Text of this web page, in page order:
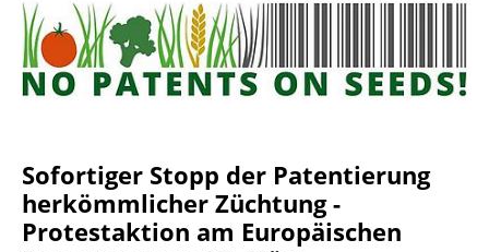
Sofortiger Stopp der Patentierung
herkömmlicher Züchtung -
Protestaktion am Europäischen